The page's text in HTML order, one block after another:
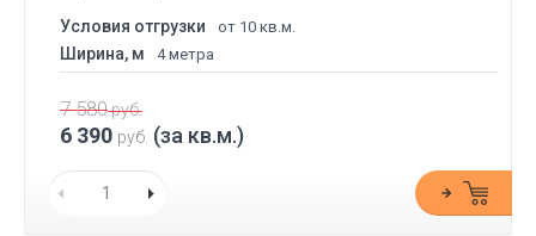
Условия отгрузки от 10 кв.м.
Ширина, м 4 метра
7 580руб.
6 390 руб. (за кв.м.)